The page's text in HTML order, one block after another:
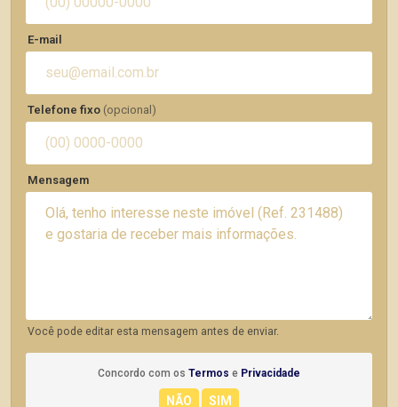
E-mail
Telefone fixo (opcional)
Mensagem
Você pode editar esta mensagem antes de enviar.
Concordo com os Termos e Privacidade